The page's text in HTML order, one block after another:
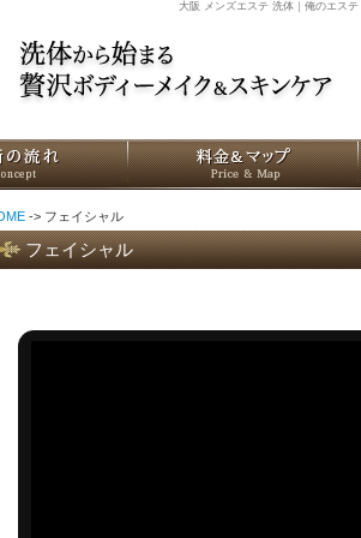
大阪 メンズエステ 洗体｜俺のエステ
-> フェイシャル
フェイシャル